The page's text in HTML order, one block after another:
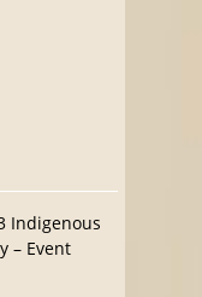
Indigenous
– Event